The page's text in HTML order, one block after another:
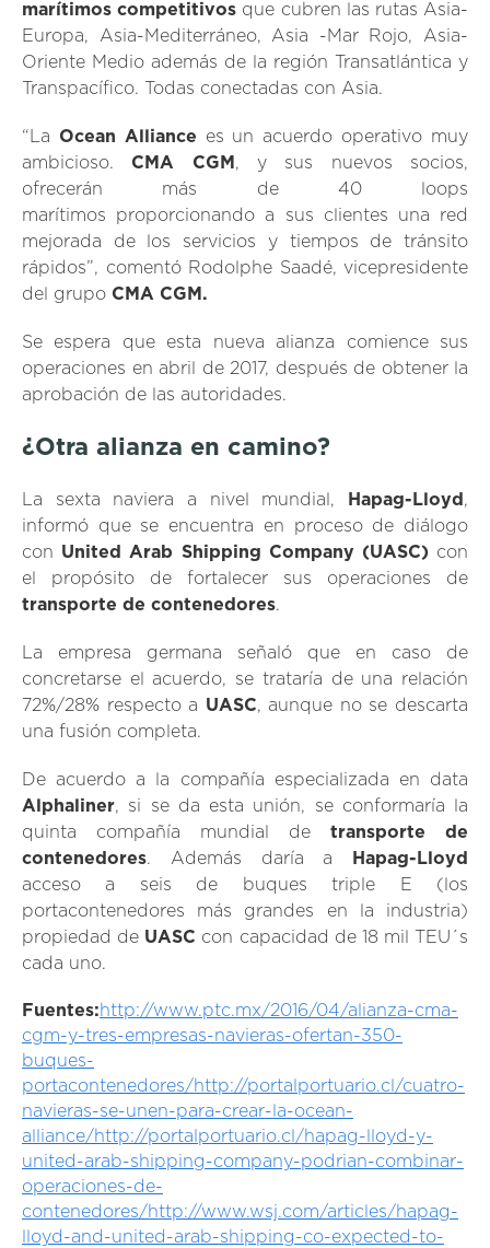
marítimos competitivos que cubren las rutas Asia-
Europa, Asia-Mediterráneo, Asia -Mar Rojo, Asia-
Oriente Medio además de la región Transatlántica y
Transpacífico. Todas conectadas con Asia.
“La Ocean Alliance es un acuerdo operativo muy
ambicioso. CMA CGM , y sus nuevos socios,
ofrecerán más de 40 loops
marítimos proporcionando a sus clientes una red
mejorada de los servicios y tiempos de tránsito
rápidos”, comentó Rodolphe Saadé, vicepresidente
del grupo CMA CGM.
Se espera que esta nueva alianza comience sus
operaciones en abril de 2017, después de obtener la
aprobación de las autoridades.
¿Otra alianza en camino?
La sexta naviera a nivel mundial, Hapag-Lloyd ,
informó que se encuentra en proceso de diálogo
con United Arab Shipping Company (UASC) con
el propósito de fortalecer sus operaciones de
transporte de contenedores.
La empresa germana señaló que en caso de
concretarse el acuerdo, se trataría de una relación
72%/28% respecto a UASC, aunque no se descarta
una fusión completa.
De acuerdo a la compañía especializada en data
Alphaliner, si se da esta unión, se conformaría la
quinta compañía mundial de transporte de
contenedores. Además daría a
Hapag-Lloyd
acceso a seis de buques triple E (los
portacontenedores más grandes en la industria)
propiedad de UASC con capacidad de 18 mil TEU´s
cada uno.
Fuentes:http://www.ptc.mx/2016/04/alianza-cma-
cgm-y-tres-empresas-navieras-ofertan-350-
buques-
portacontenedores/http://portalportuario.cl/cuatro-
navieras-se-unen-para-crear-la-ocean-
alliance/http://portalportuario.cl/hapag-lloyd-y-
united-arab-shipping-company-podrian-combinar-
operaciones-de-
contenedores/http://www.wsj.com/articles/hapag-
lloyd-and-united-arab-shipping-co-expected-to-